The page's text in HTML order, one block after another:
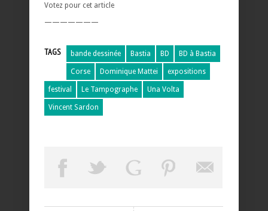
Votez pour cet article
———————
TAGS bande dessinée Bastia BD BD à Bastia
Corse Dominique Mattei expositions
festival Le Tampographe Una Volta
Vincent Sardon